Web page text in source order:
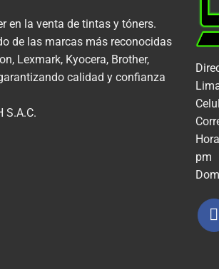
en la venta de tintas y tóners.
de las marcas más reconocidas
Lexmark, Kyocera, Brother,
calidad y confianza
S.A.C.
pm